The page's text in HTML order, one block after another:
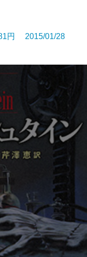
円 2015/01/28